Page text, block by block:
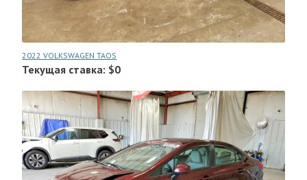
2022 VOLKSWAGEN TAOS
Текущая ставка: $0